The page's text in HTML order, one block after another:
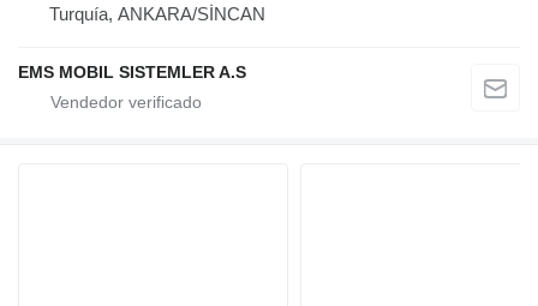
Turquía, ANKARA/SİNCAN
EMS MOBIL SISTEMLER A.S